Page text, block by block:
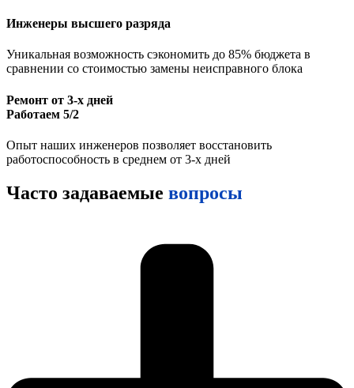
Инженеры высшего разряда
Уникальная возможность сэкономить до 85% бюджета в
сравнении со стоимостью замены неисправного блока
Ремонт от 3-х дней
Работаем 5/2
Опыт наших инженеров позволяет восстановить
работоспособность в среднем от 3-х дней
Часто задаваемые вопросы